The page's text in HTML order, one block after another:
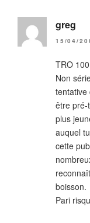
greg
15/04/
TRO
Non
tentative
être pré-
plus
auquel
cette
boisson.
Pari